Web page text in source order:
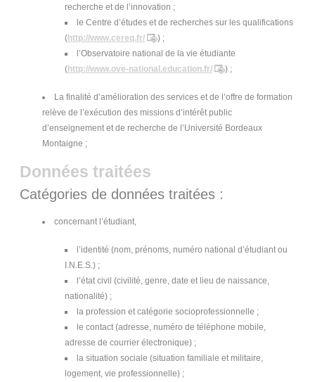
recherche et de l’innovation ;
le Centre d’études et de recherches sur les qualifications
( http://www.cereq.fr/
) ;
l’Observatoire national de la vie étudiante
( http://www.ove-national.education.fr/ ) ;
La finalité d’amélioration des services et de l’offre de formation
relève de l’exécution des missions d’intérêt public
d’enseignement et de recherche de l’Université Bordeaux
Montaigne ;
Données traitées
Catégories de données traitées :
concernant l’étudiant,
l’identité (nom, prénoms, numéro national d’étudiant ou
I.N.E.S.) ;
l’état civil (civilité, genre, date et lieu de naissance,
nationalité) ;
la profession et catégorie socioprofessionnelle ;
le contact (adresse, numéro de téléphone mobile,
adresse de courrier électronique) ;
la situation sociale (situation familiale et militaire,
logement, vie professionnelle) ;